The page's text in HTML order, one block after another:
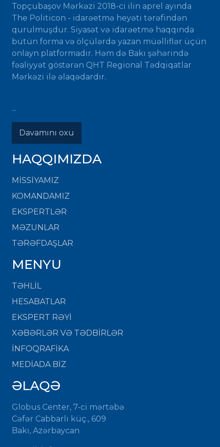
Topçubaşov Mərkəzi 2018-ci ilin aprel ayında
The Politicon - idarəetmə heyəti tərəfindən
qurulmuşdur. Siyasət və idarəetmə haqqında
bütün forma və ölçülərdə yazan müəlliflər üçün
onlayn platformadır. Həm də Bakı şəhərində
fəaliyyət göstərən QHT Regional Tədqiqatlar
Mərkəzi ilə əlaqədardır.
...
Davamını oxu
HAQQIMIZDA
MISSIYAMIZ
KOMANDAMIZ
EKSPERTLƏR
MƏZUNLAR
TƏRƏFDAŞLAR
MENYU
TƏHLİL
HESABATLAR
EKSPERT RƏYİ
XƏBƏRLƏR VƏ TƏDBİRLƏR
İNFOQRAFİKA
MEDİADA BİZ
ƏLAQƏ
Globus Center, 7-ci mərtəbə
Cəfər Cabbarlı küç., 609
Bakı, Azərbaycan